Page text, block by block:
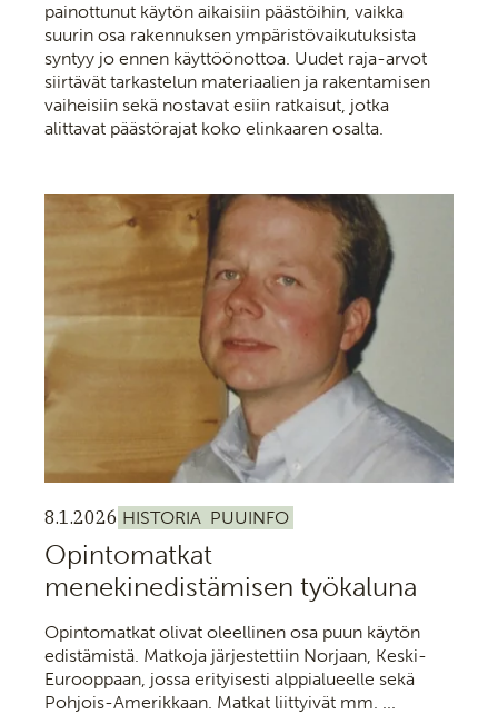
painottunut käytön aikaisiin päästöihin, vaikka
suurin osa rakennuksen ympäristövaikutuksista
syntyy jo ennen käyttöönottoa. Uudet raja-arvot
siirtävät tarkastelun materiaalien ja rakentamisen
vaiheisiin sekä nostavat esiin ratkaisut, jotka
alittavat päästörajat koko elinkaaren osalta.
8.1.2026 HISTORIA PUUINFO
Opintomatkat
menekinedistämisen työkaluna
Opintomatkat olivat oleellinen osa puun käytön
edistämistä. Matkoja järjestettiin Norjaan, Keski-
Eurooppaan, jossa erityisesti alppialueelle sekä
Pohjois-Amerikkaan. Matkat liittyivät mm. ...